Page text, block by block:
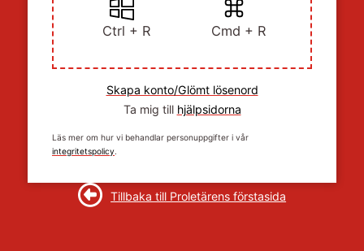
Ctrl + R Cmd + R
Skapa konto/Glömt lösenord
Ta mig till hjälpsidorna
Läs mer om hur vi behandlar personuppgifter i vår
integritetspolicy.
Tillbaka till Proletärens förstasida